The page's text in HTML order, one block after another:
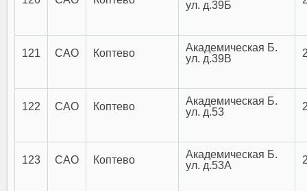
ул. д.39Б
121 САО Коптево
Академическая Б.
ул. д.39В
122 САО Коптево
Академическая Б.
ул. д.53
123 САО Коптево
Академическая Б.
ул. д.53А